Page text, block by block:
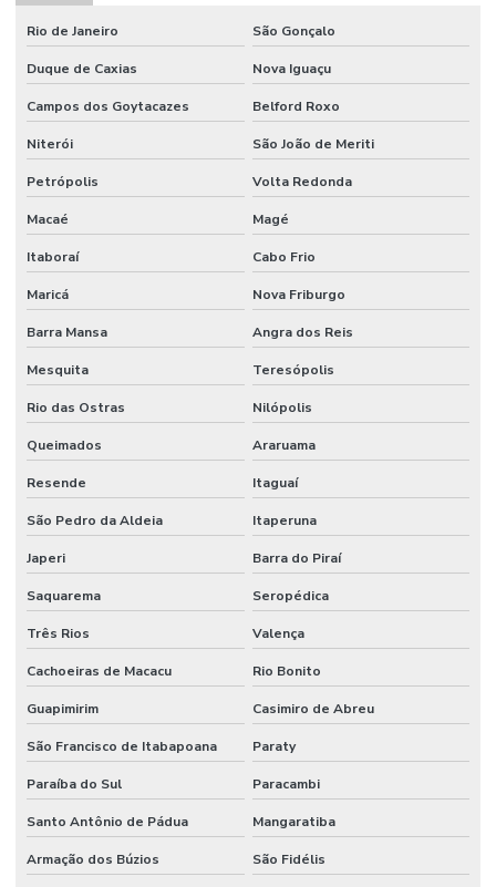
Rio de Janeiro São Gonçalo
Duque de Caxias Nova Iguaçu
Campos dos Goytacazes Belford Roxo
Niterói São João de Meriti
Petrópolis Volta Redonda
Macaé Magé
Itaboraí Cabo Frio
Maricá Nova Friburgo
Barra Mansa Angra dos Reis
Mesquita Teresópolis
Rio das Ostras Nilópolis
Queimados Araruama
Resende Itaguaí
São Pedro da Aldeia Itaperuna
Japeri Barra do Piraí
Saquarema Seropédica
Três Rios Valença
Cachoeiras de Macacu Rio Bonito
Guapimirim Casimiro de Abreu
São Francisco de Itabapoana Paraty
Paraíba do Sul Paracambi
Santo Antônio de Pádua Mangaratiba
Armação dos Búzios São Fidélis